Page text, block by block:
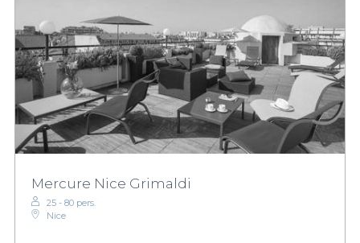
Mercure Nice Grimaldi
25 - 80 pers.
Nice